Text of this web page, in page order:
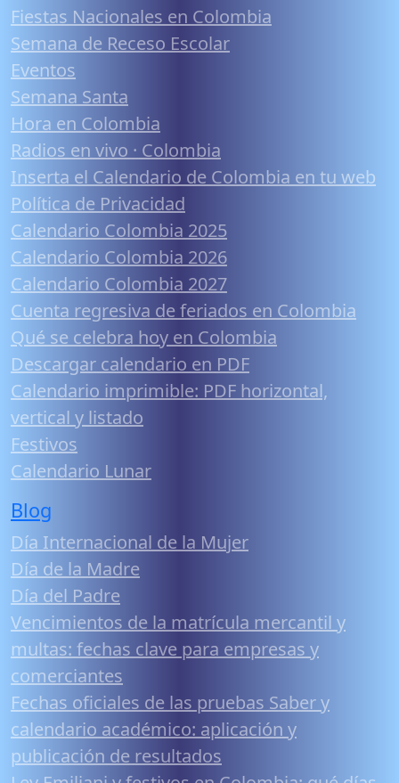
Fiestas Nacionales en Colombia
Semana de Receso Escolar
Eventos
Semana Santa
Hora en Colombia
Radios en vivo · Colombia
Inserta el Calendario de Colombia en tu web
Política de Privacidad
Calendario Colombia 2025
Calendario Colombia 2026
Calendario Colombia 2027
Cuenta regresiva de feriados en Colombia
Qué se celebra hoy en Colombia
Descargar calendario en PDF
Calendario imprimible: PDF horizontal,
vertical y listado
Festivos
Calendario Lunar
Blog
Día Internacional de la Mujer
Día de la Madre
Día del Padre
Vencimientos de la matrícula mercantil y
multas: fechas clave para empresas y
comerciantes
Fechas oficiales de las pruebas Saber y
calendario académico: aplicación y
publicación de resultados